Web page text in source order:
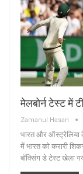
मेलबोर्न टेस्ट में
Zamanul Hasan
भारत और ऑस्ट्रेल‍िया
में भारत को करारी
बॉक्सिंग डे टेस्ट खेला